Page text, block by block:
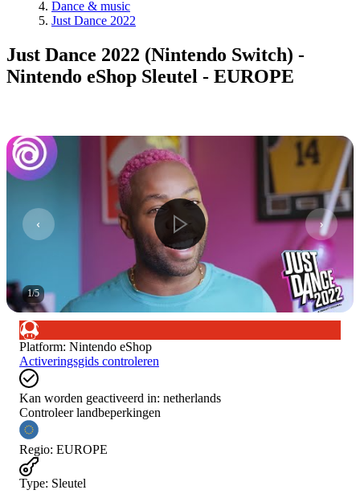
Dance & music
Just Dance 2022
Just Dance 2022 (Nintendo Switch) -
Nintendo eShop Sleutel - EUROPE
1/5
Platform: Nintendo eShop
Activeringsgids controleren
Kan worden geactiveerd in: netherlands
Controleer landbeperkingen
Regio: EUROPE
Type: Sleutel